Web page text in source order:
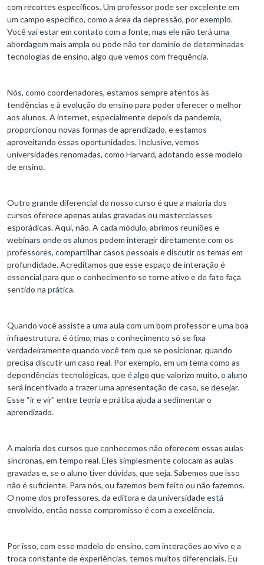
com recortes específicos. Um professor pode ser excelente em
um campo específico, como a área da depressão, por exemplo.
Você vai estar em contato com a fonte, mas ele não terá uma
abordagem mais ampla ou pode não ter domínio de determinadas
tecnologias de ensino, algo que vemos com frequência.
Nós, como coordenadores, estamos sempre atentos às
tendências e à evolução do ensino para poder oferecer o melhor
aos alunos. A internet, especialmente depois da pandemia,
proporcionou novas formas de aprendizado, e estamos
aproveitando essas oportunidades. Inclusive, vemos
universidades renomadas, como Harvard, adotando esse modelo
de ensino.
Outro grande diferencial do nosso curso é que a maioria dos
cursos oferece apenas aulas gravadas ou masterclasses
esporádicas. Aqui, não. A cada módulo, abrimos reuniões e
webinars onde os alunos podem interagir diretamente com os
professores, compartilhar casos pessoais e discutir os temas em
profundidade. Acreditamos que esse espaço de interação é
essencial para que o conhecimento se torne ativo e de fato faça
sentido na prática.
Quando você assiste a uma aula com um bom professor e uma boa
infraestrutura, é ótimo, mas o conhecimento só se fixa
verdadeiramente quando você tem que se posicionar, quando
precisa discutir um caso real. Por exemplo, em um tema como as
dependências tecnológicas, que é algo que valorizo muito, o aluno
será incentivado a trazer uma apresentação de caso, se desejar.
Esse “ir e vir” entre teoria e prática ajuda a sedimentar o
aprendizado.
A maioria dos cursos que conhecemos não oferecem essas aulas
síncronas, em tempo real. Eles simplesmente colocam as aulas
gravadas e, se o aluno tiver dúvidas, que seja. Sabemos que isso
não é suficiente. Para nós, ou fazemos bem feito ou não fazemos.
O nome dos professores, da editora e da universidade está
envolvido, então nosso compromisso é com a excelência.
Por isso, com esse modelo de ensino, com interações ao vivo e a
troca constante de experiências, temos muitos diferenciais. Eu